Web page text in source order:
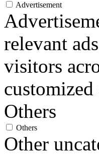
Advertisement
relevant
visitors
customized
Others
Others
Other